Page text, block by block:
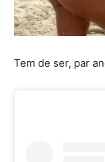
Tem de ser, par